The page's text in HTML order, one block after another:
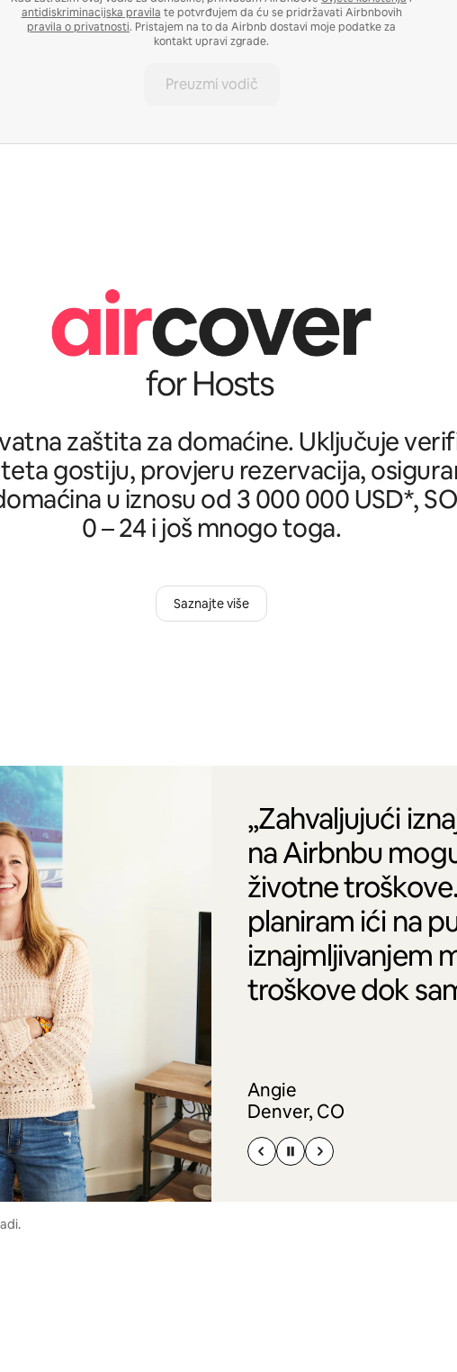
antidiskriminacijska pravila te potvrđujem da ću se pridržavati Airbnbovih
pravila o privatnosti. Pristajem na to da Airbnb dostavi moje podatke za
kontakt upravi zgrade.
Preuzmi vodič
zaštita za domaćine. Uključuje
gostiju, provjeru rezervacija,
u iznosu od 3 000 000 USD*,
0 – 24 i još mnogo toga.
Saznajte više
„Zahvaljujući
na Airbnbu
životne
planiram ići na
iznajmljivanjem
troškove dok
Angie
Denver, CO